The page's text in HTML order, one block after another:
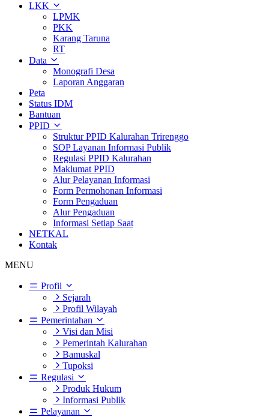
LKK
LPMK
PKK
Karang Taruna
RT
Data
Monografi Desa
Laporan Anggaran
Peta
Status IDM
Bantuan
PPID
Struktur PPID Kalurahan Trirenggo
SOP Layanan Informasi Publik
Regulasi PPID Kalurahan
Maklumat PPID
Alur Pelayanan Informasi
Form Permohonan Informasi
Form Pengaduan
Alur Pengaduan
Informasi Setiap Saat
NETKAL
Kontak
MENU
Profil
Sejarah
Profil Wilayah
Pemerintahan
Visi dan Misi
Pemerintah Kalurahan
Bamuskal
Tupoksi
Regulasi
Produk Hukum
Informasi Publik
Pelayanan